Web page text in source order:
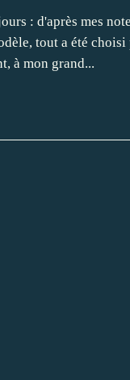
: d'après mes
tout a été
à mon grand...